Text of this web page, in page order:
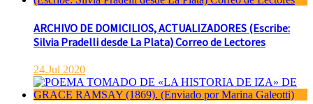
ARCHIVO DE DOMICILIOS, ACTUALIZADORES (Escribe:
Silvia Pradelli desde La Plata) Correo de Lectores
24.Jul 2020